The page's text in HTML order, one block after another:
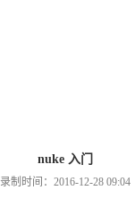
nuke 入门
录制时间：2016-12-28 09:04